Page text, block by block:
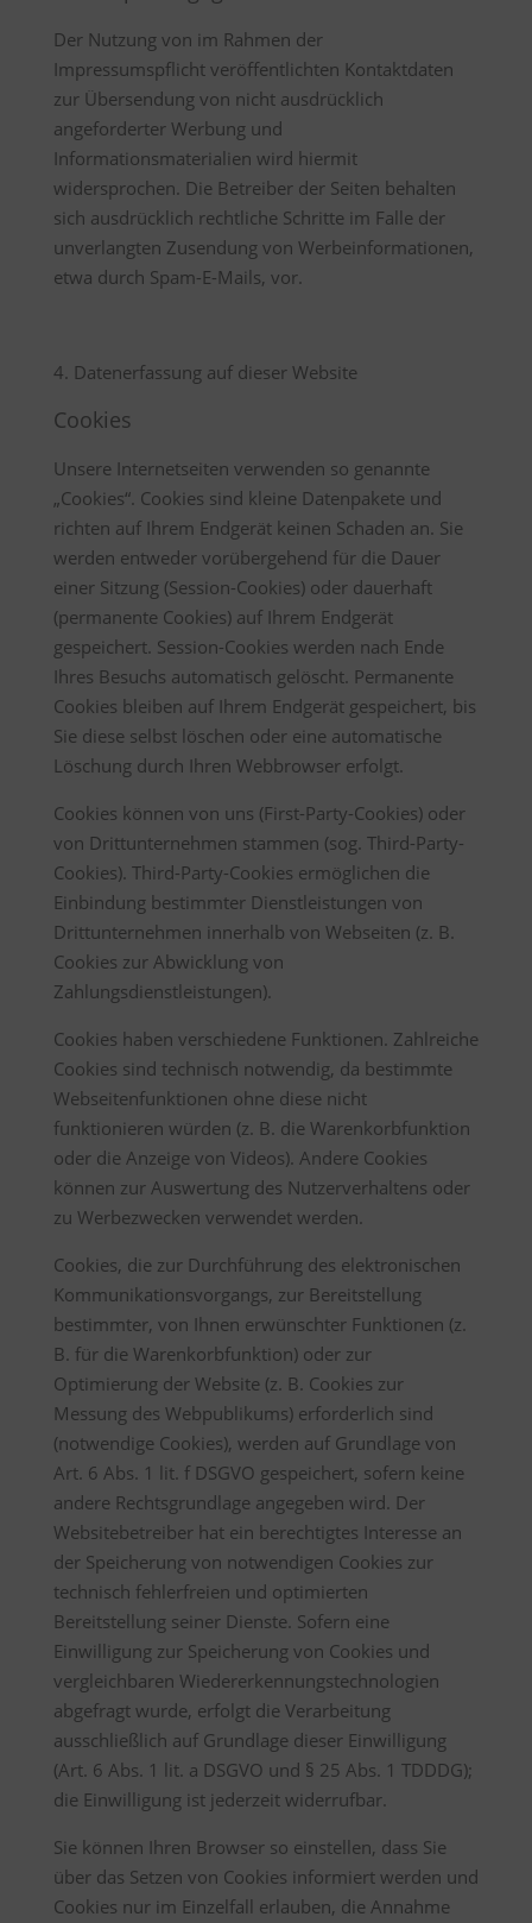
Der Nutzung von im Rahmen der
Impressumspflicht veröffentlichten Kontaktdaten
zur Übersendung von nicht ausdrücklich
angeforderter Werbung und
Informationsmaterialien wird hiermit
widersprochen. Die Betreiber der Seiten behalten
sich ausdrücklich rechtliche Schritte im Falle der
unverlangten Zusendung von Werbeinformationen,
etwa durch Spam-E-Mails, vor.
4. Datenerfassung auf dieser Website
Cookies
Unsere Internetseiten verwenden so genannte
„Cookies“. Cookies sind kleine Datenpakete und
richten auf Ihrem Endgerät keinen Schaden an. Sie
werden entweder vorübergehend für die Dauer
einer Sitzung (Session-Cookies) oder dauerhaft
(permanente Cookies) auf Ihrem Endgerät
gespeichert. Session-Cookies werden nach Ende
Ihres Besuchs automatisch gelöscht. Permanente
Cookies bleiben auf Ihrem Endgerät gespeichert, bis
Sie diese selbst löschen oder eine automatische
Löschung durch Ihren Webbrowser erfolgt.
Cookies können von uns (First-Party-Cookies) oder
von Drittunternehmen stammen (sog. Third-Party-
Cookies). Third-Party-Cookies ermöglichen die
Einbindung bestimmter Dienstleistungen von
Drittunternehmen innerhalb von Webseiten (z. B.
Cookies zur Abwicklung von
Zahlungsdienstleistungen).
Cookies haben verschiedene Funktionen. Zahlreiche
Cookies sind technisch notwendig, da bestimmte
Webseitenfunktionen ohne diese nicht
funktionieren würden (z. B. die Warenkorbfunktion
oder die Anzeige von Videos). Andere Cookies
können zur Auswertung des Nutzerverhaltens oder
zu Werbezwecken verwendet werden.
Cookies, die zur Durchführung des elektronischen
Kommunikationsvorgangs, zur Bereitstellung
bestimmter, von Ihnen erwünschter Funktionen (z.
B. für die Warenkorbfunktion) oder zur
Optimierung der Website (z. B. Cookies zur
Messung des Webpublikums) erforderlich sind
(notwendige Cookies), werden auf Grundlage von
Art. 6 Abs. 1 lit. f DSGVO gespeichert, sofern keine
andere Rechtsgrundlage angegeben wird. Der
Websitebetreiber hat ein berechtigtes Interesse an
der Speicherung von notwendigen Cookies zur
technisch fehlerfreien und optimierten
Bereitstellung seiner Dienste. Sofern eine
Einwilligung zur Speicherung von Cookies und
vergleichbaren Wiedererkennungstechnologien
abgefragt wurde, erfolgt die Verarbeitung
ausschließlich auf Grundlage dieser Einwilligung
(Art. 6 Abs. 1 lit. a DSGVO und § 25 Abs. 1 TDDDG);
die Einwilligung ist jederzeit widerrufbar.
Sie können Ihren Browser so einstellen, dass Sie
über das Setzen von Cookies informiert werden und
Cookies nur im Einzelfall erlauben, die Annahme